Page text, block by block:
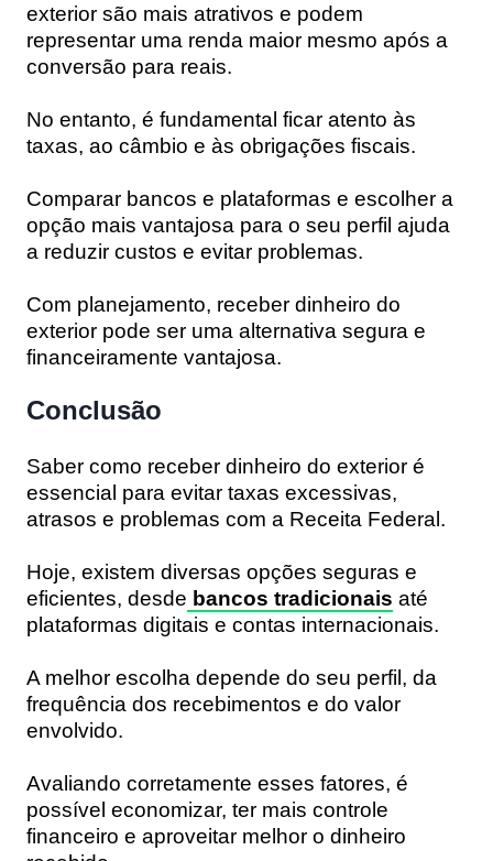
exterior são mais atrativos e podem
representar uma renda maior mesmo após a
conversão para reais.
No entanto, é fundamental ficar atento às
taxas, ao câmbio e às obrigações fiscais.
Comparar bancos e plataformas e escolher a
opção mais vantajosa para o seu perfil ajuda
a reduzir custos e evitar problemas.
Com planejamento, receber dinheiro do
exterior pode ser uma alternativa segura e
financeiramente vantajosa.
Conclusão
Saber como receber dinheiro do exterior é
essencial para evitar taxas excessivas,
atrasos e problemas com a Receita Federal.
Hoje, existem diversas opções seguras e
eficientes, desde bancos tradicionais até
plataformas digitais e contas internacionais.
A melhor escolha depende do seu perfil, da
frequência dos recebimentos e do valor
envolvido.
Avaliando corretamente esses fatores, é
possível economizar, ter mais controle
financeiro e aproveitar melhor o dinheiro